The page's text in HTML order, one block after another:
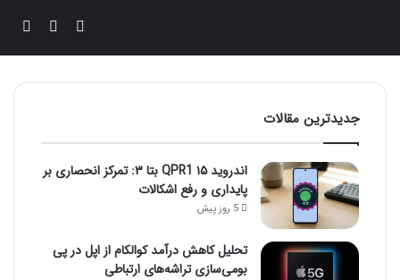
ورود تغییر
جدیدترین مقالات
اندروید ۱۵ QPR1 بتا ۳: تمرکز انحصاری بر
پایداری و رفع اشکالات
5 روز پیش
تحلیل کاهش درآمد کوالکام از اپل در پی
بومی‌سازی تراشه‌های ارتباطی